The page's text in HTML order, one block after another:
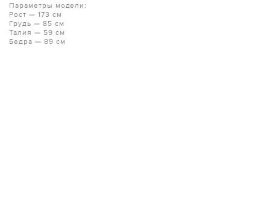
Параметры модели:
Рост — 173 см
Грудь — 85 см
Талия — 59 см
Бедра — 89 см